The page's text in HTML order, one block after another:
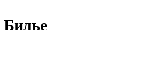
Билье